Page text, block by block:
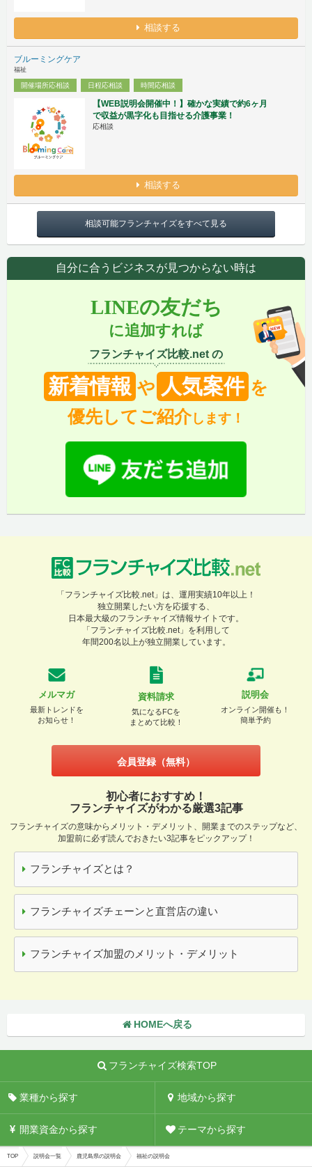
相談する
ブルーミングケア
福祉
開催場所応相談 日程応相談 時間応相談
【WEB説明会開催中！】確かな実績で約6ヶ月
で収益が黒字化も目指せる介護事業！
応相談
相談する
相談可能フランチャイズをすべて見る
自分に合うビジネスが見つからない時は
LINEの友だち
に追加すれば
フランチャイズ比較.net の
新着情報 や 人気案件 を
優先してご紹介します！
「フランチャイズ比較.net」は、運用実績10年以上！
独立開業したい方を応援する、
日本最大級のフランチャイズ情報サイトです。
「フランチャイズ比較.net」を利用して
年間200名以上が独立開業しています。
メルマガ
最新トレンドを
お知らせ！
資料請求
気になるFCを
まとめて比較！
説明会
オンライン開催も！
簡単予約
会員登録（無料）
初心者におすすめ！
フランチャイズがわかる厳選3記事
フランチャイズの意味からメリット・デメリット、開業までのステップなど、
加盟前に必ず読んでおきたい3記事をピックアップ！
フランチャイズとは？
フランチャイズチェーンと直営店の違い
フランチャイズ加盟のメリット・デメリット
HOMEへ戻る
フランチャイズ検索TOP
業種から探す 地域から探す
開業資金から探す テーマから探す
TOP 説明会一覧 鹿児島県の説明会 福祉の説明会